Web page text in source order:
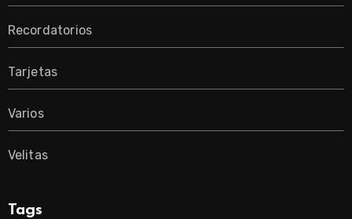
Recordatorios
Tarjetas
Varios
Velitas
Tags